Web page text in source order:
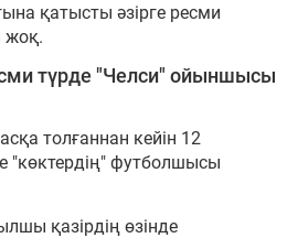
қатысты әзірге ресми
жоқ.
түрде "Челси" ойыншысы
толғаннан кейін 12
"көктердің" футболшысы
қазірдің өзінде